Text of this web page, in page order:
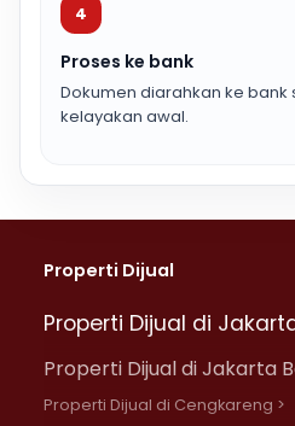
4
Proses ke bank
Dokumen diarahkan ke bank
kelayakan awal.
Properti Dijual
Properti Dijual di
Properti Dijual di Jakarta
Properti Dijual di Cengkareng >